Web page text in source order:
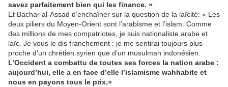
savez parfaitement bien qui les finance. »
Et Bachar al-Assad d’enchaîner sur la question de la laïcité: « Les
deux piliers du Moyen-Orient sont l’arabisme et l’islam. Comme
des millions de mes compatriotes, je suis nationaliste arabe et
laïc. Je vous le dis franchement : je me sentirai toujours plus
proche d’un chrétien syrien que d’un musulman indonésien.
L’Occident a combattu de toutes ses forces la nation arabe :
aujourd’hui, elle a en face d’elle l’islamisme wahhabite et
nous en payons tous le prix.»